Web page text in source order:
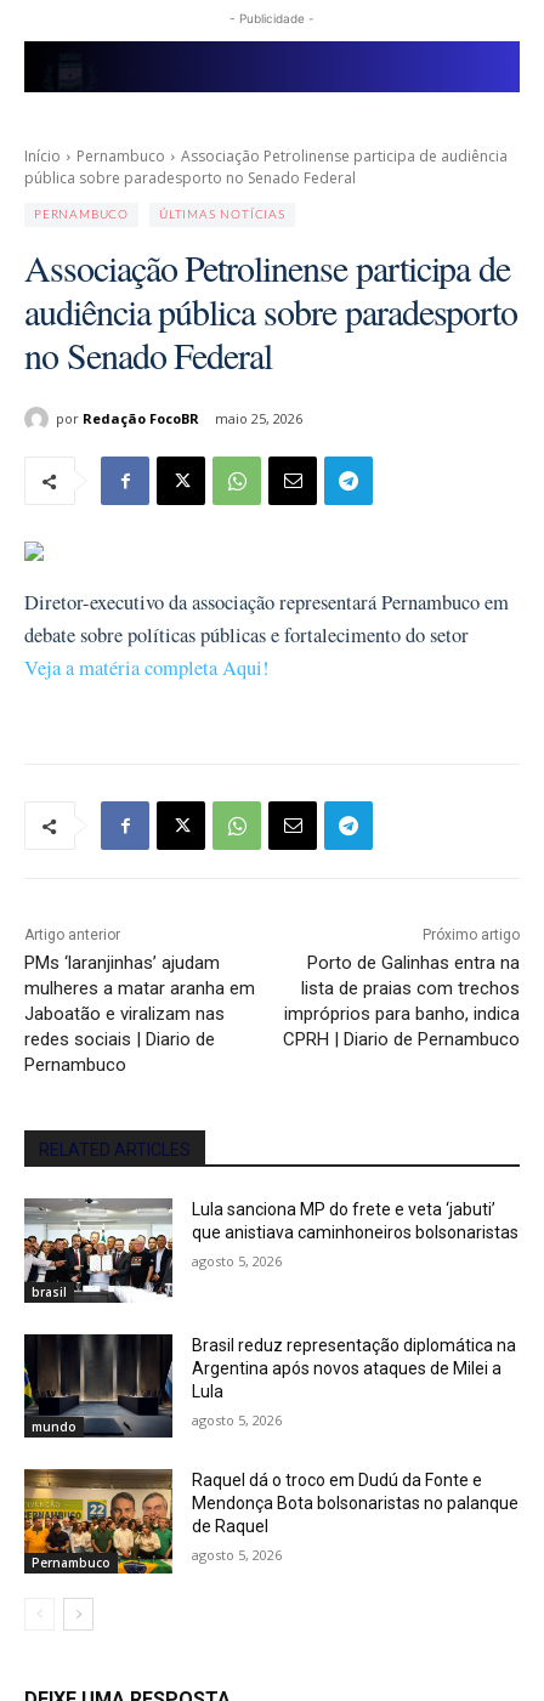
- Publicidade -
Início Pernambuco
Associação Petrolinense participa de audiência
pública sobre paradesporto no Senado Federal
PERNAMBUCO ÚLTIMAS NOTÍCIAS
Associação Petrolinense participa de
audiência pública sobre paradesporto
no Senado Federal
por Redação FocoBR maio 25, 2026
Diretor-executivo da associação representará Pernambuco em
debate sobre políticas públicas e fortalecimento do setor
Veja a matéria completa Aqui!
Artigo anterior
PMs ‘laranjinhas’ ajudam
mulheres a matar aranha em
Jaboatão e viralizam nas
redes sociais | Diario de
Pernambuco
Próximo artigo
Porto de Galinhas entra na
lista de praias com trechos
impróprios para banho, indica
CPRH | Diario de Pernambuco
RELATED ARTICLES
brasil
Lula sanciona MP do frete e veta ‘jabuti’
que anistiava caminhoneiros bolsonaristas
agosto 5, 2026
mundo
Brasil reduz representação diplomática na
Argentina após novos ataques de Milei a
Lula
agosto 5, 2026
Pernambuco
Raquel dá o troco em Dudú da Fonte e
Mendonça Bota bolsonaristas no palanque
de Raquel
agosto 5, 2026